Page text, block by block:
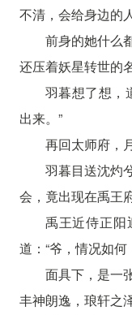
不清，会给身边的
前身的她什么
还压着妖星转世的
羽暮想了想，
出来。”
再回太师府，
羽暮目送沈灼
会，竟出现在禹王府
禹王近侍正阳
道：“爷，情况如
面具下，是一
丰神朗逸，琅轩之